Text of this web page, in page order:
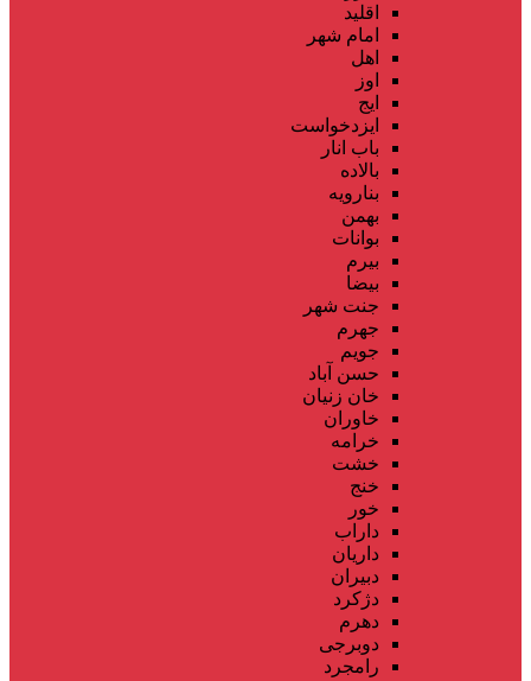
اقلید
امام شهر
اهل
اوز
ایج
ایزدخواست
باب انار
بالاده
بنارویه
بهمن
بوانات
بیرم
بیضا
جنت شهر
جهرم
جویم
حسن آباد
خان زنیان
خاوران
خرامه
خشت
خنج
خور
داراب
داریان
دبیران
دژکرد
دهرم
دوبرجی
رامجرد